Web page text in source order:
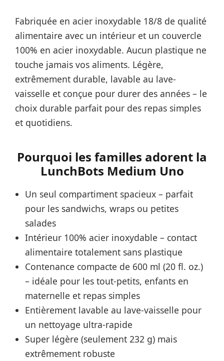
Fabriquée en acier inoxydable 18/8 de qualité
alimentaire avec un intérieur et un couvercle
100% en acier inoxydable. Aucun plastique ne
touche jamais vos aliments. Légère,
extrêmement durable, lavable au lave-
vaisselle et conçue pour durer des années – le
choix durable parfait pour des repas simples
et quotidiens.
Pourquoi les familles adorent la
LunchBots Medium Uno
Un seul compartiment spacieux – parfait
pour les sandwichs, wraps ou petites
salades
Intérieur 100% acier inoxydable – contact
alimentaire totalement sans plastique
Contenance compacte de 600 ml (20 fl. oz.)
– idéale pour les tout-petits, enfants en
maternelle et repas simples
Entièrement lavable au lave-vaisselle pour
un nettoyage ultra-rapide
Super légère (seulement 232 g) mais
extrêmement robuste